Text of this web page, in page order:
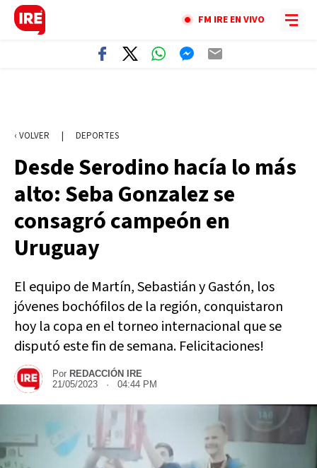
FM IRE EN VIVO
‹ VOLVER | DEPORTES
Desde Serodino hacía lo más
alto: Seba Gonzalez se
consagró campeón en
Uruguay
El equipo de Martín, Sebastián y Gastón, los
jóvenes bochófilos de la región, conquistaron
hoy la copa en el torneo internacional que se
disputó este fin de semana. Felicitaciones!
Por REDACCIÓN IRE
21/05/2023 · 04:44 PM